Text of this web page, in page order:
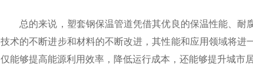
总的来说，塑套钢保温管道凭借其优良的保温性能、耐
技术的不断进步和材料的不断改进，其性能和应用领域将
仅能够提高能源利用效率，降低运行成本，还能够提升城市